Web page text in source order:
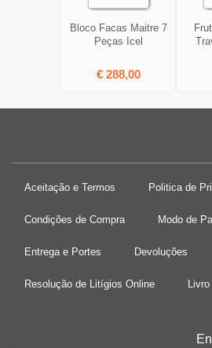
Bloco Facas Maitre 7
Peças Icel
€ 288,00
Aceitação e Termos Politica de
Condições de Compra Modo de
Entrega e Portes Devoluções
Resolução de Litígios Online